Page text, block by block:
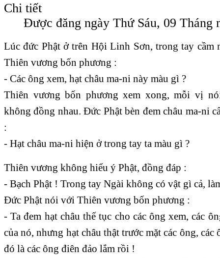
Chi tiết
Được đăng ngày Thứ Sáu, 09 Tháng
Lúc đức Phật ở trên Hội Linh Sơn, trong tay cầm
Thiên vương bốn phương :
- Các ông xem, hạt châu ma-ni này màu gì ?
Thiên vương bốn phương xem xong, mỗi vị
không đồng nhau. Đức Phật bèn đem châu ma-ni
:
- Hạt châu ma-ni hiện ở trong tay ta màu gì ?
Thiên vương không hiểu ý Phật, đồng đáp :
- Bạch Phật ! Trong tay Ngài không có vật gì cả,
Đức Phật nói với Thiên vương bốn phương :
- Ta đem hạt châu thế tục cho các ông xem, các
của nó, nhưng hạt châu thật trước mặt các ông,
đó là các ông điên đảo lắm rồi !